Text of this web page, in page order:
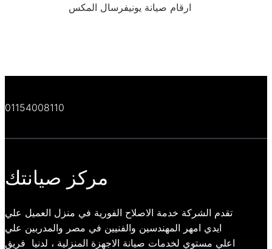
ارقام صيانة يونيفرسال المكس
01154008110
مركز صيانتك
تقدم الشركة خدمة الاصلاح الفورية في منزل العميل علي
ايدي امهر المهندسين والفنيين في مصر والمدربين علي
اعلي مستوي لخدمات صيانة الاجهزة المنزلية ، لدنيا فريق